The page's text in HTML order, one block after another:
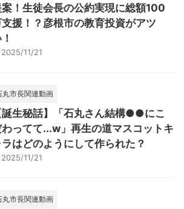
！生徒会長の公約実現に総額100
援！？彦根市の教育投資がアツ
2025/11/21
丸市長関連動画
誕生秘話】「石丸さん結構●●にこ
わってて...w」再生の道マスコットキ
ラはどのようにして作られた？
2025/11/21
丸市長関連動画